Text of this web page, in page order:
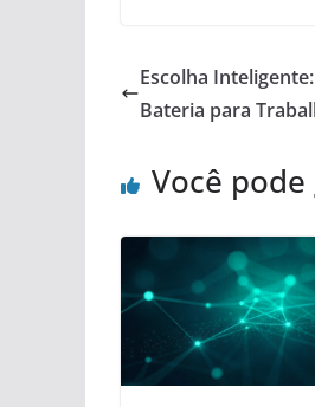
Escolha
Bateria para
Você